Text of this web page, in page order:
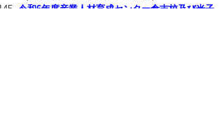
令和6年度産業人材育成センター倉吉校及び米子